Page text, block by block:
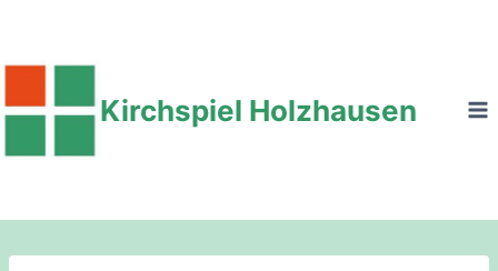
springen
Kirchspiel Holzhausen